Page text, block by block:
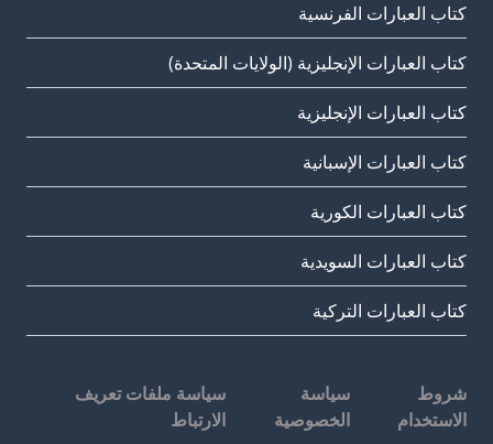
كتاب العبارات الفرنسية
كتاب العبارات الإنجليزية (الولايات المتحدة)
كتاب العبارات الإنجليزية
كتاب العبارات الإسبانية
كتاب العبارات الكورية
كتاب العبارات السويدية
كتاب العبارات التركية
شروط
الاستخدام
سياسة
الخصوصية
سياسة ملفات تعريف
الارتباط